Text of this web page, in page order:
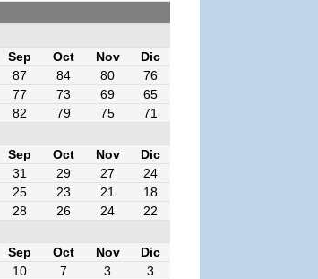
Sep Oct Nov
Dic
87 84 80
76
77 73 69
65
82 79 75
71
Sep Oct Nov
Dic
31 29 27
24
25 23 21
18
28 26 24
22
Sep Oct Nov
Dic
10 7 3
3